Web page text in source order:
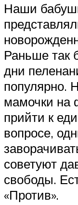
Наши
Раньше так
дни
популярно.
мамочки на
прийти к
вопросе,
советуют
свободы.
«Против».